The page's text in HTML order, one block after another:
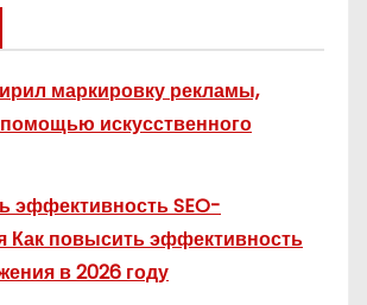
маркировку рекламы,
искусственного
эффективность SEO-
Как повысить эффективность
в 2026 году